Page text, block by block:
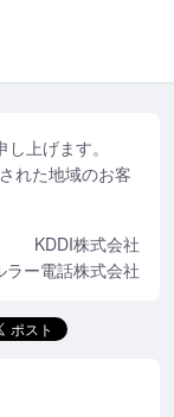
上げます。
れた地域のお客
KDDI株式会社
ラー電話株式会社